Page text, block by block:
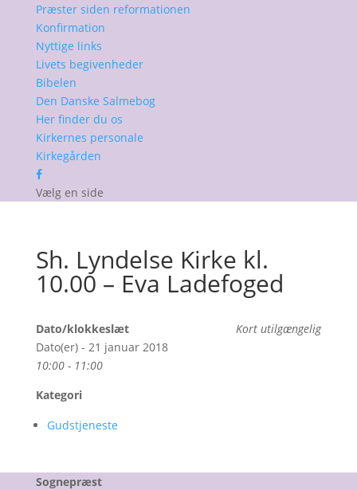
Præster siden reformationen
Konfirmation
Nyttige links
Livets begivenheder
Bibelen
Den Danske Salmebog
Her finder du os
Kirkernes personale
Kirkegården
Vælg en side
Sh. Lyndelse Kirke kl.
10.00 – Eva Ladefoged
Kort utilgængelig
Dato/klokkeslæt
Dato(er) - 21 januar 2018
10:00 - 11:00
Kategori
Gudstjeneste
Sognepræst